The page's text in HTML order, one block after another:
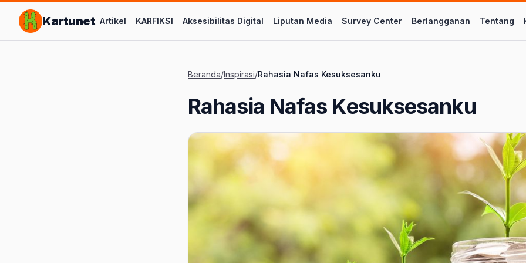
Lompat ke Konten Utama
Kartunet Artikel KARFIKSI Aksesibilitas Digital Liputan Media Survey Center Berlangganan Tentang
Beranda/Inspirasi/Rahasia Nafas Kesuksesanku
Rahasia Nafas Kesuksesanku